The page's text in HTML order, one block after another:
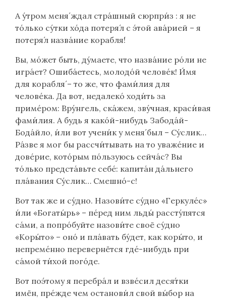
А у́тром меня́ ждал стра́шный сюрпри́з : я не
то́лько су́тки хо́да потеря́л с э́той ава́рией – я
потеря́л назва́ние корабля́!
Вы, мо́жет быть, ду́маете, что назва́ние ро́ли не
игра́ет? Ошиба́етесь, молодо́й челове́к! И́мя
для корабля́ – то же, что фами́лия для
челове́ка. Да вот, недалеко́ ходи́ть за
приме́ром: Вру́нгель, ска́жем, зву́чная, краси́вая
фами́лия. А будь я како́й-нибудь Забода́й-
Бода́йло, и́ли вот учени́к у меня́ был – Су́слик…
Ра́зве я мог бы рассчи́тывать на то уваже́ние и
дове́рие, кото́рым по́льзуюсь сейча́с? Вы
то́лько предста́вьте себе́: капита́н да́льнего
пла́вания Су́слик… Смешно́-с!
Вот так же и су́дно. Назови́те су́дно «Геркуле́с»
и́ли «Богаты́рь» – пе́ред ним льды́ рассту́пятся
са́ми, а попро́буйте назови́те своё су́дно
«Коры́то» – оно́ и пла́вать бу́дет, как коры́то, и
непреме́нно перевернётся где́-нибудь при
са́мой ти́хой пого́де.
Вот поэ́тому я перебра́л и взве́сил деся́тки
имён, пре́жде чем останови́л свой вы́бор на